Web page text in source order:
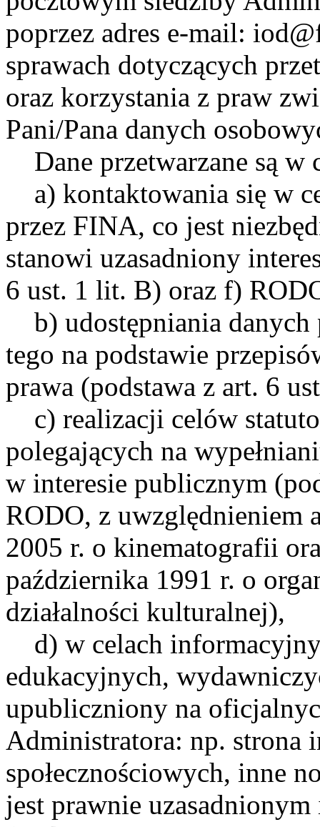
poprzez adres e-mail:
sprawach dotyczących
oraz korzystania z praw
Pani/Pana danych
Dane przetwarzane są w
a) kontaktowania się w
przez FINA, co jest
stanowi uzasadniony
6 ust. 1 lit. B) oraz f)
b) udostępniania danych
tego na podstawie
prawa (podstawa z art. 6
c) realizacji celów
polegających na
w interesie publicznym
RODO, z uwzględnieniem
2005 r. o kinematografii
października 1991 r. o
działalności kulturalnej),
d) w celach
edukacyjnych,
upubliczniony na
Administratora: np. strona
społecznościowych, inne
jest prawnie